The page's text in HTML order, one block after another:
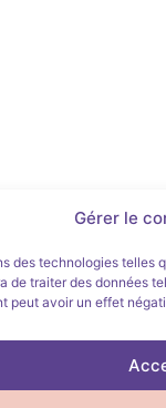
Gérer le
des technologies
traiter des données
peut avoir un effet